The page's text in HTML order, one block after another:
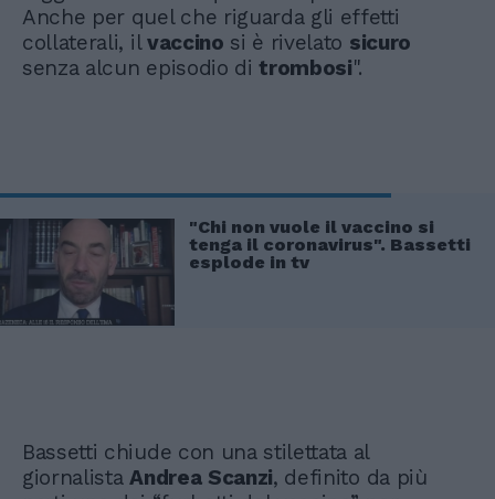
Anche per quel che riguarda gli effetti
collaterali, ilvaccino si è rivelato sicuro
senza alcun episodio ditrombosi".
"Chi non vuole il vaccino si
tenga il coronavirus". Bassetti
esplode in tv
Bassetti chiude con una stilettata al
giornalistaAndrea Scanzi, definito da più